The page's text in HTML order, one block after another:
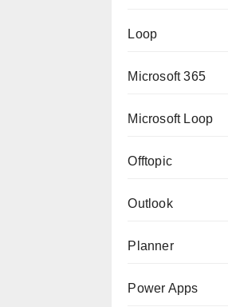
Loop
Microsoft 365
Microsoft Loop
Offtopic
Outlook
Planner
Power Apps